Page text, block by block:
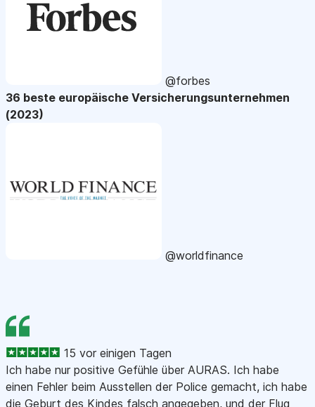
@forbes
36 beste europäische Versicherungsunternehmen
(2023)
@worldfinance
15 vor einigen Tagen
Ich habe nur positive Gefühle über AURAS. Ich habe
einen Fehler beim Ausstellen der Police gemacht, ich habe
die Geburt des Kindes falsch angegeben, und der Flug